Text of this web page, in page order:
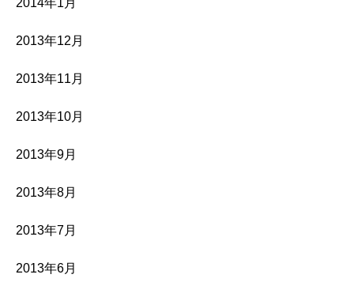
2014年1月
2013年12月
2013年11月
2013年10月
2013年9月
2013年8月
2013年7月
2013年6月